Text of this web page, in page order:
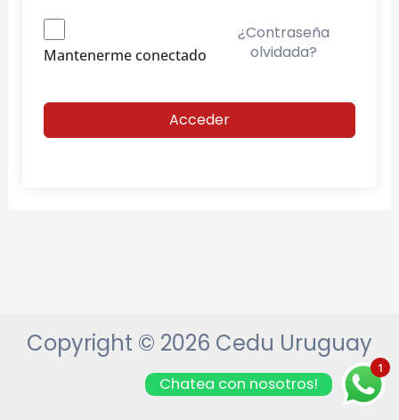
Mantenerme conectado
¿Contraseña
olvidada?
Acceder
Copyright © 2026 Cedu Uruguay
1
Chatea con nosotros!